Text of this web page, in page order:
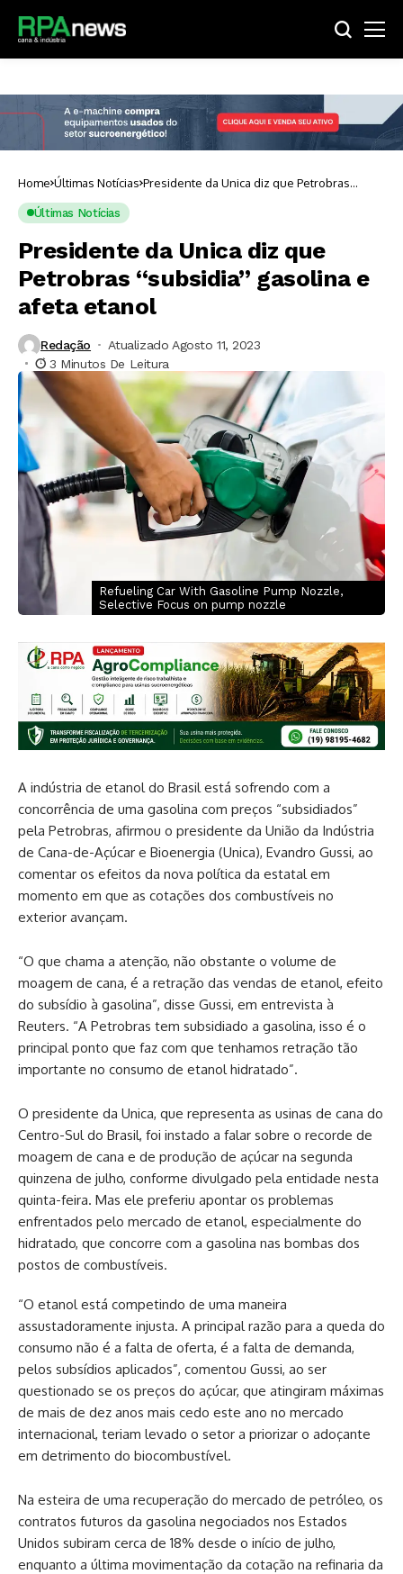
Home Últimas Notícias Presidente da Unica diz que Petrobras
“subsidia” gasolina e afeta etanol
Últimas Notícias
Presidente da Unica diz que
Petrobras “subsidia” gasolina e
afeta etanol
Redação
Atualizado Agosto 11, 2023
3 Minutos De Leitura
Refueling Car With Gasoline Pump Nozzle,
Selective Focus on pump nozzle
A indústria de etanol do Brasil está sofrendo com a
concorrência de uma gasolina com preços “subsidiados”
pela Petrobras, afirmou o presidente da União da Indústria
de Cana-de-Açúcar e Bioenergia (Unica), Evandro Gussi, ao
comentar os efeitos da nova política da estatal em
momento em que as cotações dos combustíveis no
exterior avançam.
“O que chama a atenção, não obstante o volume de
moagem de cana, é a retração das vendas de etanol, efeito
do subsídio à gasolina”, disse Gussi, em entrevista à
Reuters. “A Petrobras tem subsidiado a gasolina, isso é o
principal ponto que faz com que tenhamos retração tão
importante no consumo de etanol hidratado”.
O presidente da Unica, que representa as usinas de cana do
Centro-Sul do Brasil, foi instado a falar sobre o recorde de
moagem de cana e de produção de açúcar na segunda
quinzena de julho, conforme divulgado pela entidade nesta
quinta-feira. Mas ele preferiu apontar os problemas
enfrentados pelo mercado de etanol, especialmente do
hidratado, que concorre com a gasolina nas bombas dos
postos de combustíveis.
“O etanol está competindo de uma maneira
assustadoramente injusta. A principal razão para a queda do
consumo não é a falta de oferta, é a falta de demanda,
pelos subsídios aplicados”, comentou Gussi, ao ser
questionado se os preços do açúcar, que atingiram máximas
de mais de dez anos mais cedo este ano no mercado
internacional, teriam levado o setor a priorizar o adoçante
em detrimento do biocombustível.
Na esteira de uma recuperação do mercado de petróleo, os
contratos futuros da gasolina negociados nos Estados
Unidos subiram cerca de 18% desde o início de julho,
enquanto a última movimentação da cotação na refinaria da